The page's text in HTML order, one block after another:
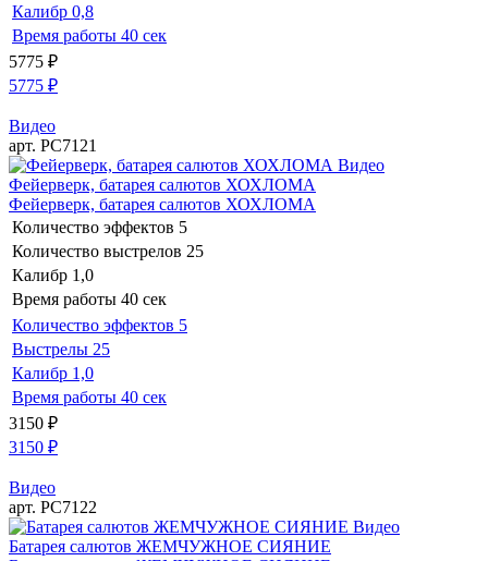
Калибр 0,8
Время работы 40 сек
5775 ₽
5775 ₽
Видео
арт. РС7121
Видео
Фейерверк, батарея салютов ХОХЛОМА
Фейерверк, батарея салютов ХОХЛОМА
Количество эффектов 5
Количество выстрелов 25
Калибр 1,0
Время работы 40 сек
Количество эффектов 5
Выстрелы 25
Калибр 1,0
Время работы 40 сек
3150 ₽
3150 ₽
Видео
арт. РС7122
Видео
Батарея салютов ЖЕМЧУЖНОЕ СИЯНИЕ